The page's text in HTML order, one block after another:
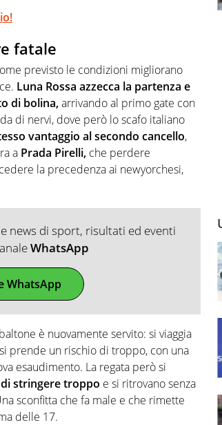
fatale
previsto le condizioni migliorano
Luna Rossa azzecca la partenza e
di bolina,arrivando al primo gate con
di nervi, dove però lo scafo italiano
vantaggio al secondo cancello,
a Prada Pirelli, che perdere
la precedenza ai newyorchesi,
news di sport, risultati ed eventi
WhatsApp
WhatsApp
è nuovamente servito: si viaggia
si prende un rischio di troppo, con una
esaudimento. La regata però si
stringere troppo e si ritrovano senza
sconfitta che fa male e che rimette
delle 17.